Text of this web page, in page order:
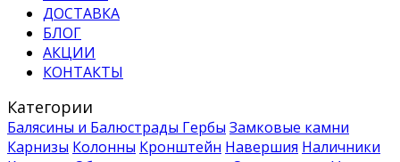
ДОСТАВКА
БЛОГ
АКЦИИ
КОНТАКТЫ
Категории
Балясины и Балюстрады Гербы Замковые камни
Карнизы Колонны Кронштейн Навершия Наличники